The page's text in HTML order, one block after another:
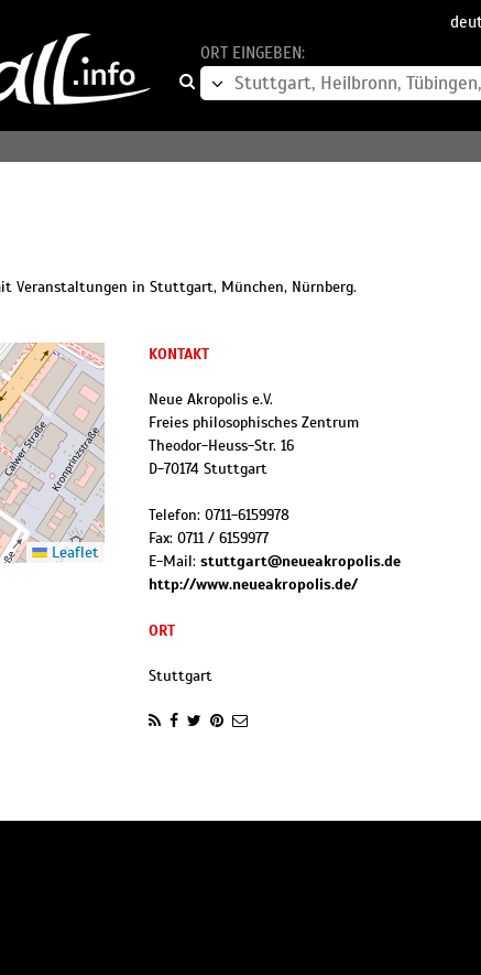
ORT EINGEBEN:
Veranstaltungen in Stuttgart, München, Nürnberg.
Leaflet
KONTAKT
Neue Akropolis e.V.
Freies philosophisches Zentrum
Theodor-Heuss-Str. 16
D-70174 Stuttgart
Telefon: 0711-6159978
Fax: 0711 / 6159977
E-Mail: stuttgart@neueakropolis.de
http://www.neueakropolis.de/
ORT
Stuttgart